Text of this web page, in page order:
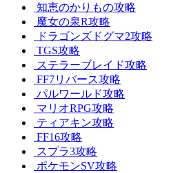
知恵のかりもの攻略
魔女の泉R攻略
ドラゴンズドグマ2攻略
TGS攻略
ステラーブレイド攻略
FF7リバース攻略
パルワールド攻略
マリオRPG攻略
ティアキン攻略
FF16攻略
スプラ3攻略
ポケモンSV攻略